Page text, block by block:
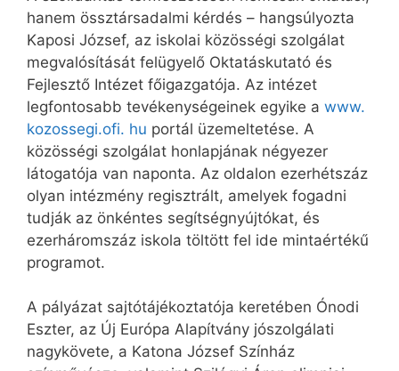
hanem össztársadalmi kérdés – hangsúlyozta
Kaposi József, az iskolai közösségi szolgálat
megvalósítását felügyelő Oktatáskutató és
Fejlesztő Intézet főigazgatója. Az intézet
legfontosabb tevékenységeinek egyike a www.
kozossegi.ofi. hu portál üzemeltetése. A
közösségi szolgálat honlapjának négyezer
látogatója van naponta. Az oldalon ezerhétszáz
olyan intézmény regisztrált, amelyek fogadni
tudják az önkéntes segítségnyújtókat, és
ezerháromszáz iskola töltött fel ide mintaértékű
programot.
A pályázat sajtótájékoztatója keretében Ónodi
Eszter, az Új Európa Alapítvány jószolgálati
nagykövete, a Katona József Színház